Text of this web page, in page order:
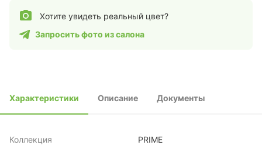
Хотите увидеть реальный цвет?
Запросить фото из салона
Характеристики Описание Документы
Коллекция PRIME